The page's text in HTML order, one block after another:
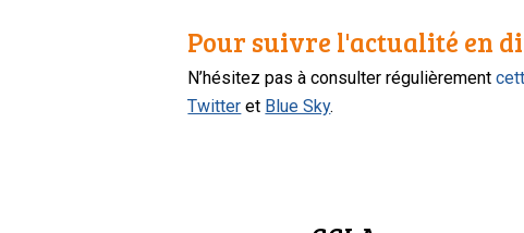
Pour suivre l'actualité en
N’hésitez pas à consulter régulièrement
Twitter et Blue Sky.